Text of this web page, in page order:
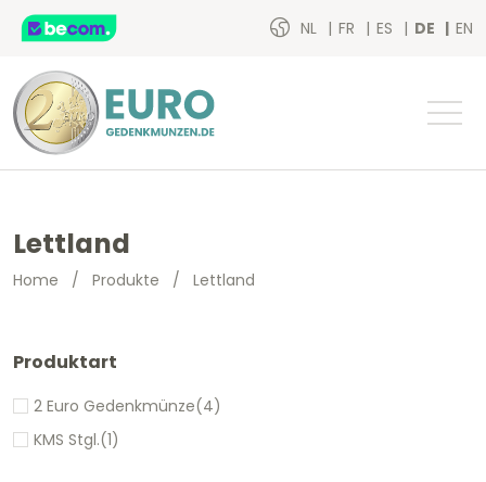
NL FR ES DE EN
Lettland
Home / Produkte / Lettland
Produktart
2 Euro Gedenkmünze(4)
KMS Stgl.(1)